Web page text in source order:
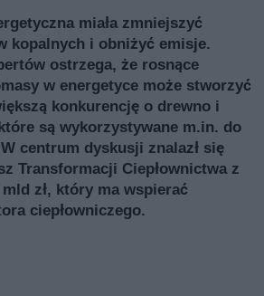
miała zmniejszyć
kopalnych i obniżyć emisje.
ostrzega, że rosnące
w energetyce może stworzyć
konkurencję o drewno i
są wykorzystywane m.in. do
centrum dyskusji znalazł się
Transformacji Ciepłownictwa z
zł, który ma wspierać
ciepłowniczego.